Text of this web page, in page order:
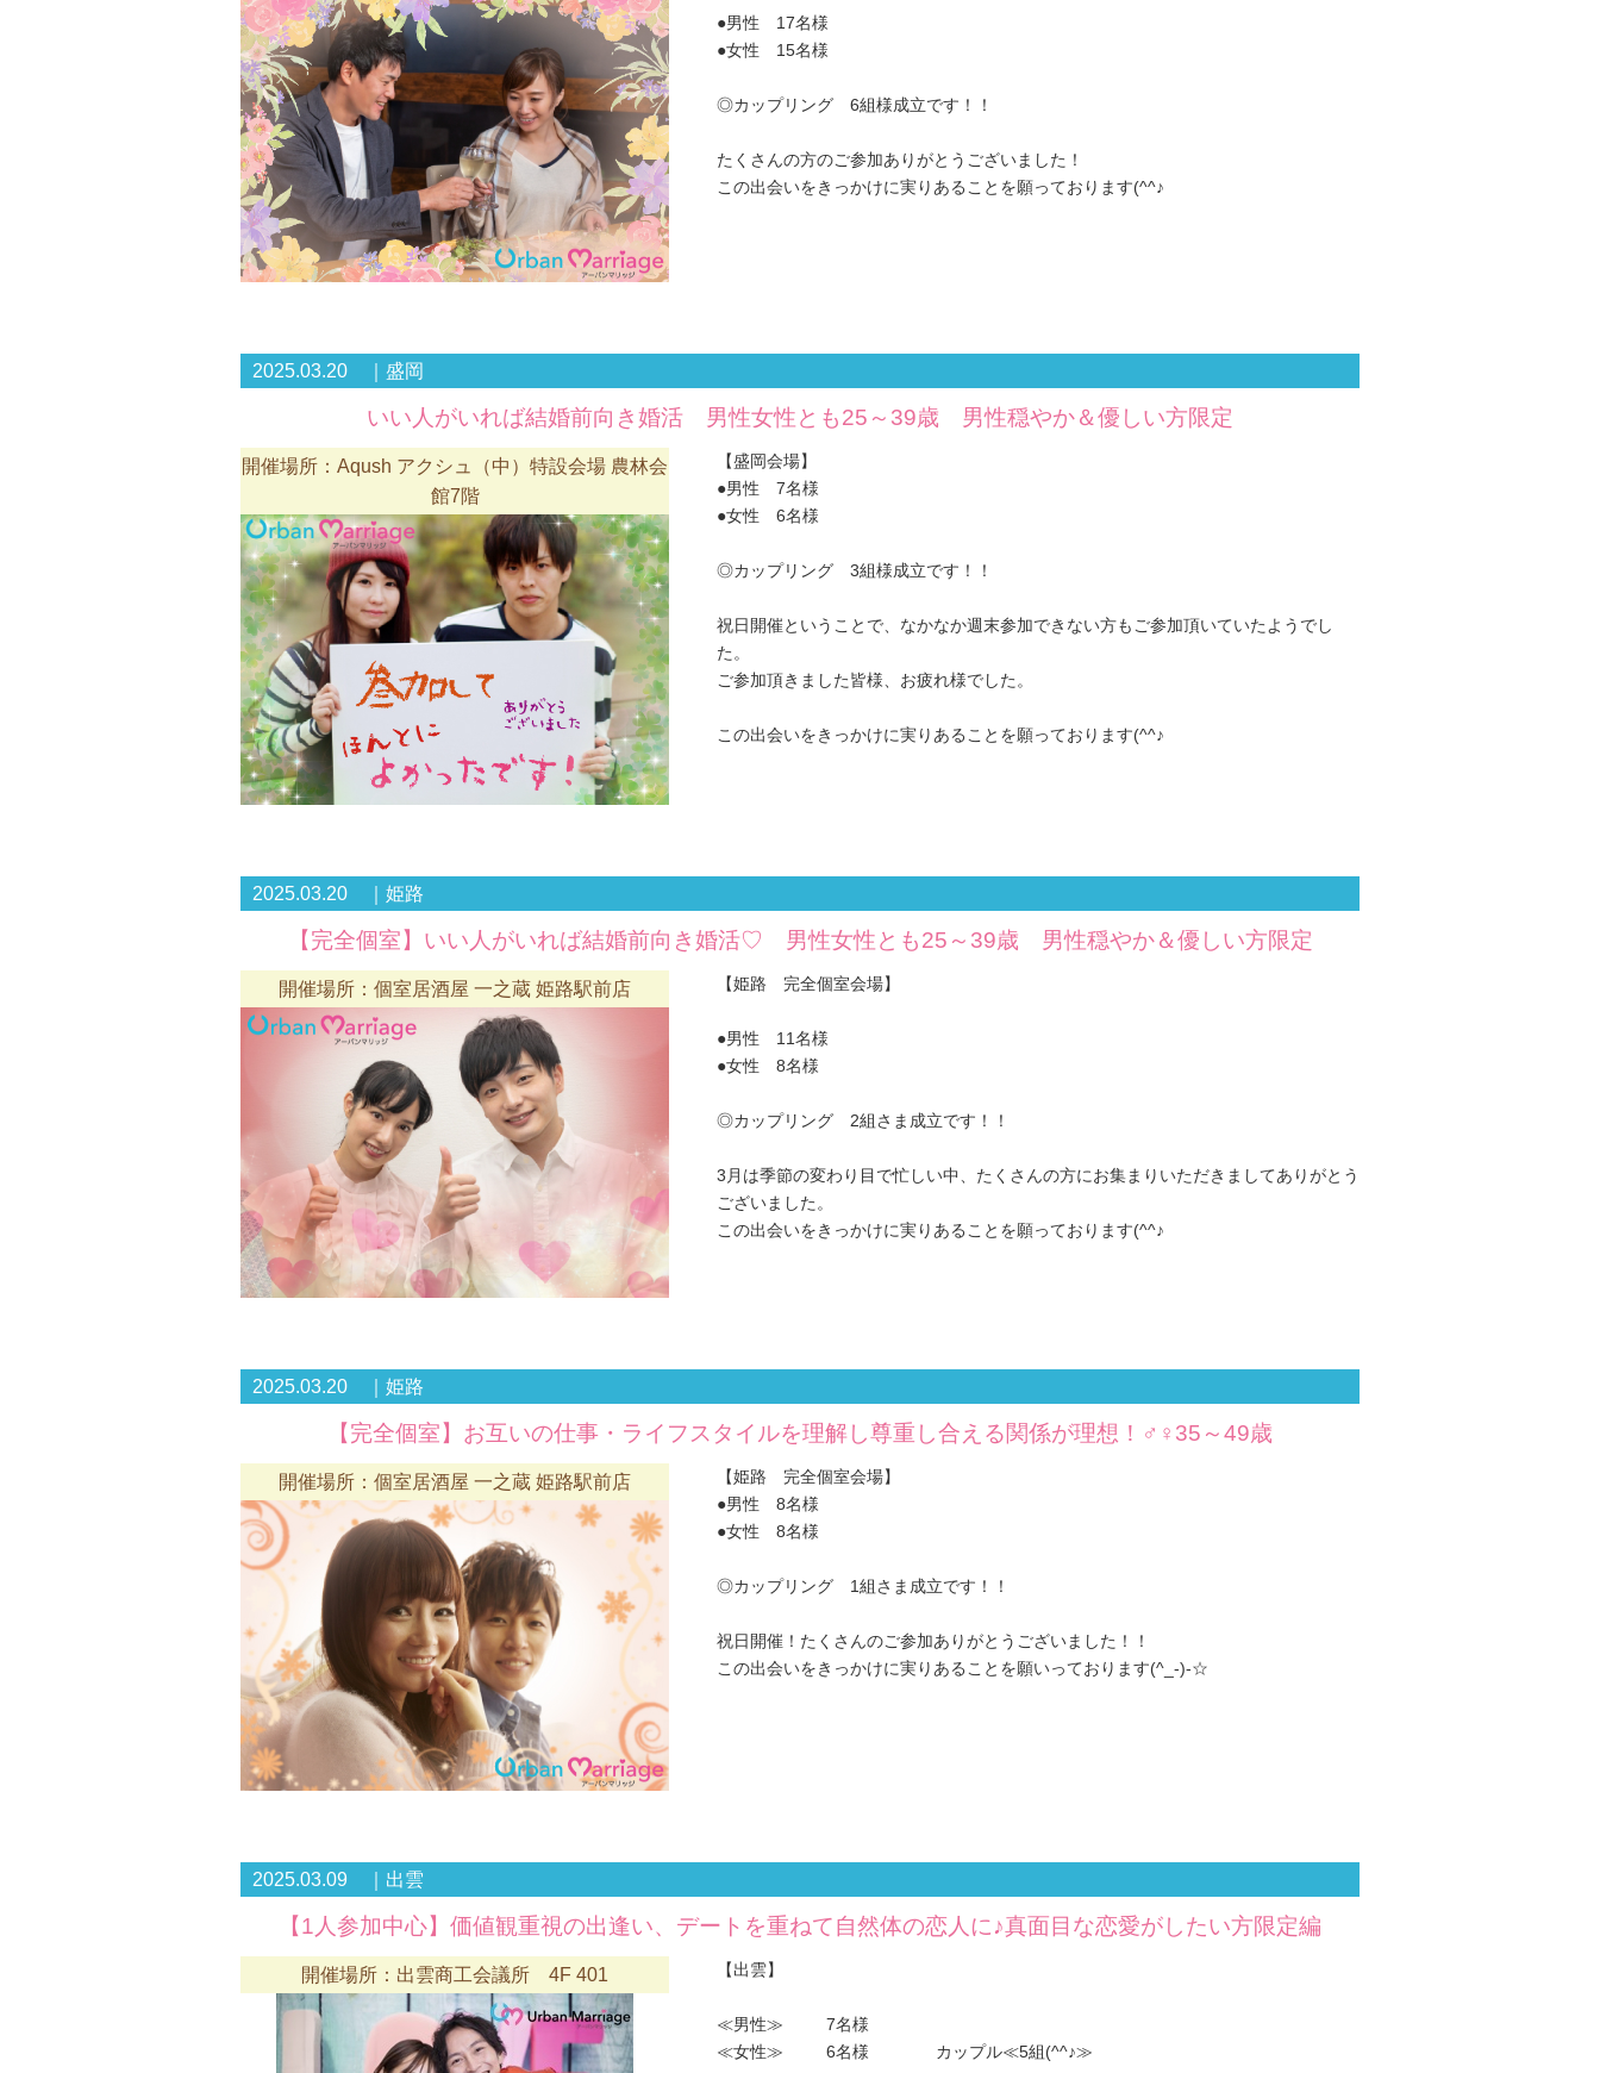
●男性 17名様
●女性 15名様
◎カップリング 6組様成立です！！
たくさんの方のご参加ありがとうございました！
この出会いをきっかけに実りあることを願っております(^^♪
2025.03.20 ｜盛岡
いい人がいれば結婚前向き婚活 男性女性とも25～39歳 男性穏やか＆優しい方限定
開催場所：Aqush アクシュ（中）特設会場 農林会
館7階
【盛岡会場】
●男性 7名様
●女性 6名様
◎カップリング 3組様成立です！！
祝日開催ということで、なかなか週末参加できない方もご参加頂いていたようでし
た。
ご参加頂きました皆様、お疲れ様でした。
この出会いをきっかけに実りあることを願っております(^^♪
2025.03.20 ｜姫路
【完全個室】いい人がいれば結婚前向き婚活♡ 男性女性とも25～39歳 男性穏やか＆優しい方限定
開催場所：個室居酒屋 一之蔵 姫路駅前店 【姫路 完全個室会場】
●男性 11名様
●女性 8名様
◎カップリング 2組さま成立です！！
3月は季節の変わり目で忙しい中、たくさんの方にお集まりいただきましてありがとう
ございました。
この出会いをきっかけに実りあることを願っております(^^♪
2025.03.20 ｜姫路
【完全個室】お互いの仕事・ライフスタイルを理解し尊重し合える関係が理想！♂♀35～49歳
開催場所：個室居酒屋 一之蔵 姫路駅前店
【姫路 完全個室会場】
●男性 8名様
●女性 8名様
◎カップリング 1組さま成立です！！
祝日開催！たくさんのご参加ありがとうございました！！
この出会いをきっかけに実りあることを願いっております(^_-)-☆
2025.03.09 ｜出雲
【1人参加中心】価値観重視の出逢い、デートを重ねて自然体の恋人に♪真面目な恋愛がしたい方限定編
開催場所：出雲商工会議所 4F 401 【出雲】
≪男性≫ 7名様
≪女性≫ 6名様 カップル≪5組(^^♪≫